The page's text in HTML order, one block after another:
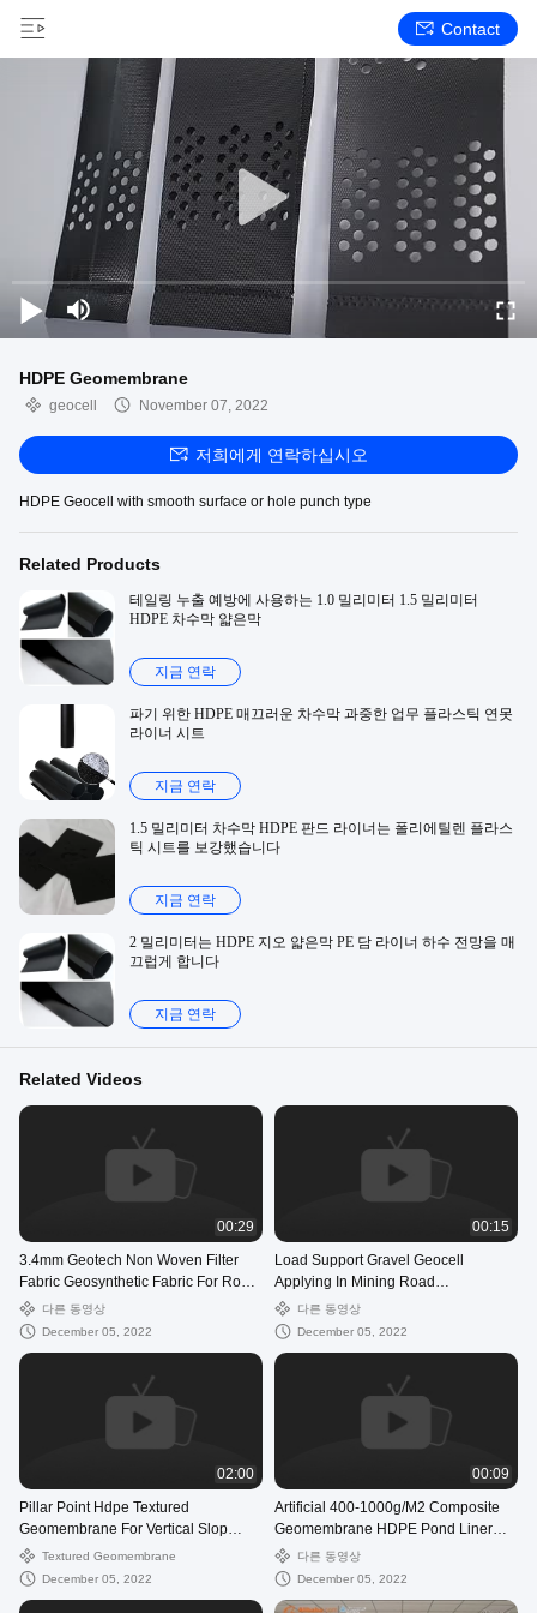
Contact
HDPE Geomembrane
geocell November 07, 2022
저희에게 연락하십시오
HDPE Geocell with smooth surface or hole punch type
Related Products
테일링 누출 예방에 사용하는 1.0 밀리미터 1.5 밀리미터
HDPE 차수막 얇은막
지금 연락
파기 위한 HDPE 매끄러운 차수막 과중한 업무 플라스틱 연못
라이너 시트
지금 연락
1.5 밀리미터 차수막 HDPE 판드 라이너는 폴리에틸렌 플라스
틱 시트를 보강했습니다
지금 연락
2 밀리미터는 HDPE 지오 얇은막 PE 담 라이너 하수 전망을 매
끄럽게 합니다
지금 연락
Related Videos
00:29
3.4mm Geotech Non Woven Filter
Fabric Geosynthetic Fabric For Road
Construction
다른 동영상
December 05, 2022
00:15
Load Support Gravel Geocell
Applying In Mining Road
Construction Project
다른 동영상
December 05, 2022
02:00
Pillar Point Hdpe Textured
Geomembrane For Vertical Slop
Antiseepage Maintenance
Textured Geomembrane
December 05, 2022
00:09
Artificial 400-1000g/M2 Composite
Geomembrane HDPE Pond Liner
Sheet다른 동영상
December 05, 2022